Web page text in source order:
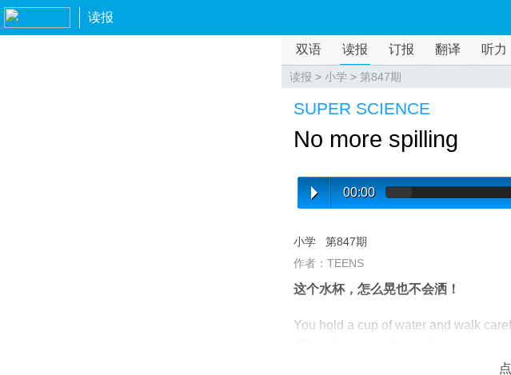
读报
双语 读报 订报 翻译 听力
读报 > 小学 > 第847期
SUPER SCIENCE
No more spilling
00:00
小学
第847期
作者：TEENS
这个水杯，怎么晃也不会洒！
You hold a cup of water and walk